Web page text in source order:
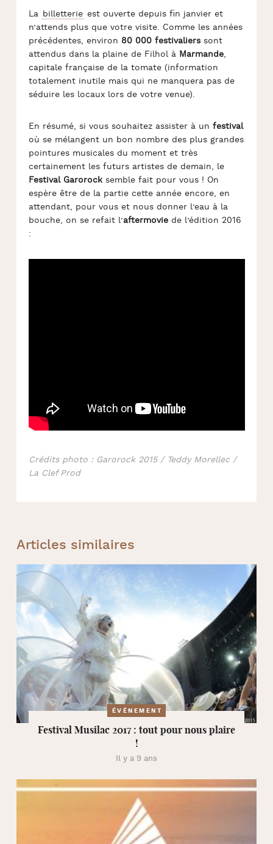
La billetterie est ouverte depuis fin janvier et
n’attends plus que votre visite. Comme les années
précédentes, environ 80 000 festivalierssont
attendus dans la plaine de Filhol à Marmande,
capitale française de la tomate (information
totalement inutile mais qui ne manquera pas de
séduire les locaux lors de votre venue).
En résumé, si vous souhaitez assister à un festival
où se mélangent un bon nombre des plus grandes
pointures musicales du moment et très
certainement les futurs artistes de demain, le
Festival Garorocksemble fait pour vous ! On
espère être de la partie cette année encore, en
attendant, pour vous et nous donner l’eau à la
bouche, on se refait l’aftermoviede l’édition 2016
:
Crédits photo : Garorock 2015 / Teddy Morellec /
La Clef Prod
Articles similaires
ÉVÉNEMENT
Festival Musilac 2017 : tout pour nous plaire
!
Il y a 9 ans